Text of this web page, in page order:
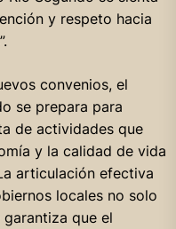
y respeto hacia
convenios, el
se prepara para
de actividades que
y la calidad de vida
articulación efectiva
locales no solo
que el